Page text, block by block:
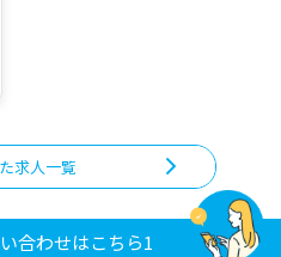
求人一覧
合わせはこちら1